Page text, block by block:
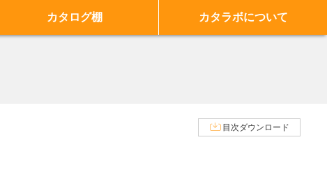
カタログ棚 カタラボについて
目次ダウンロード